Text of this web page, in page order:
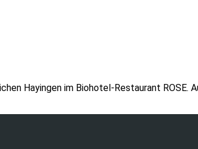
Hayingen im Biohotel-Restaurant ROSE.